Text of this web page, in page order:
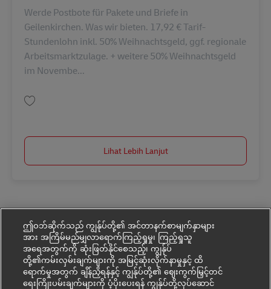
Werde Postbote für Pakete und Briefe in
Geilenkirchen. Was wir bieten. 17,92 € Tarif-
Stundenlohn inkl. 50% Weihnachtsgeld, ggf. regionale
Arbeitsmarktzulage. + weitere 50% Weihnachtsgeld
im Novembe...
Lihat Lebih Lanjut
ဤဝဘ်ဆိုက်သည် ကျွန်ုပ်တို့၏ အင်တာနက်စာမျက်နှာများ
အား အကြိမ်မည်မျှလာရောက်ကြည့်ရှုမှု၊ ကြည့်ရှုသူ
အရေအတွက်ကို ဆုံးဖြတ်နိုင်စေသည့်၊ ကျွန်ုပ်
တို့၏ကမ်းလှမ်းချက်များကို အမြင့်ဆုံးလိုက်နာမှုနှင့် ထိ
ရောက်မှုအတွက် ချိန်ညှိရန်နှင့် ကျွန်ုပ်တို့၏ ဈေးကွက်မြှင့်တင်
ရေးကြိုးပမ်းချက်များကို ပံ့ပိုးပေးရန် ကျွန်ုပ်တို့လုပ်ဆောင်